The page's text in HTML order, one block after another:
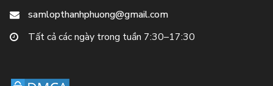
samlopthanhphuong@gmail.com
Tất cả các ngày trong tuần 7:30–17:30